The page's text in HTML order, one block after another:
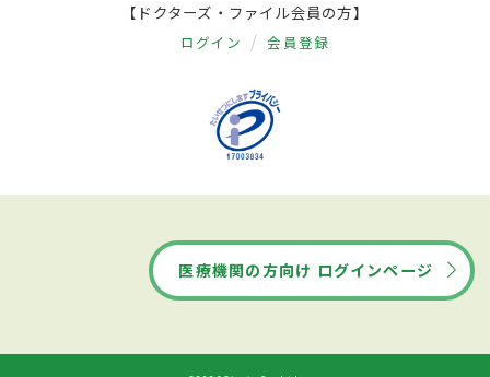
【ドクターズ・ファイル会員の方】
ログイン 会員登録
医療機関の方向け ログインページ